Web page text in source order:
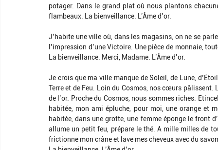
potager. Dans le grand plat où nous plantons
flambeaux. La bienveillance. L’Âme d’or.
J’habite une ville où, dans les magasins, on ne se
l’impression d’une Victoire. Une pièce de monnaie,
La bienveillance. Merci, Madame. L’Âme d’or.
Je crois que ma ville manque de Soleil, de Lune,
Terre et de Feu. Loin du Cosmos, nos cœurs pâlissent.
de l’or. Proche du Cosmos, nous sommes riches.
habitée, mon ami épluche, pour moi, une orange et
habitée, dans une grotte, une femme éponge le front
allume un petit feu, prépare le thé. A mille milles de
frictionne mon crâne et lave mes cheveux avec du savon